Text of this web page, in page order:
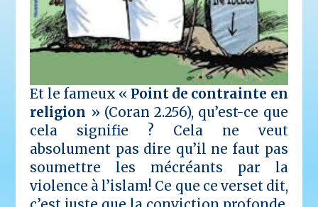
Et le fameux « Point de contrainte en
religion » (Coran 2.256), qu’est-ce que
cela signifie ? Cela ne veut
absolument pas dire qu’il ne faut pas
soumettre les mécréants par la
violence à l’islam! Ce que ce verset dit,